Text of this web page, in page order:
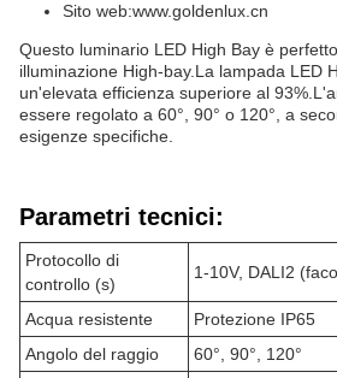
Sito web:www.goldenlux.cn
Questo luminario LED High Bay è
illuminazione High-bay.La lampada LED
un'elevata efficienza superiore al
essere regolato a 60°, 90° o 120°, a
esigenze specifiche.
Parametri tecnici:
Protocollo di
controllo (s)
1-10V, DALI2
Acqua resistente
Protezione IP65
Angolo del raggio
60°, 90°, 120°